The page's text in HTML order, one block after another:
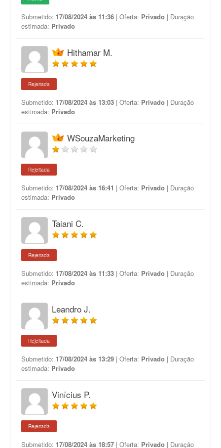
Submetido: 17/08/2024 às 11:36 | Oferta: Privado | Duração
estimada: Privado
Hithamar M.
Rejeitada
Submetido: 17/08/2024 às 13:03 | Oferta: Privado | Duração
estimada: Privado
WSouzaMarketing
Rejeitada
Submetido: 17/08/2024 às 16:41 | Oferta: Privado | Duração
estimada: Privado
Taiani C.
Rejeitada
Submetido: 17/08/2024 às 11:33 | Oferta: Privado | Duração
estimada: Privado
Leandro J.
Rejeitada
Submetido: 17/08/2024 às 13:29 | Oferta: Privado | Duração
estimada: Privado
Vinícius P.
Rejeitada
Submetido: 17/08/2024 às 18:57 | Oferta: Privado | Duração